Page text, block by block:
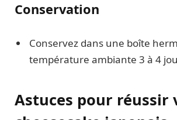
Conservation
Conservez dans une boîte
température ambiante 3 à 4
Astuces pour réussir